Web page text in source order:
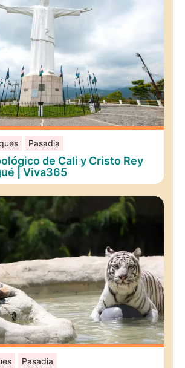
Pasadia
de Cali y Cristo Rey
| Viva365
Pasadia